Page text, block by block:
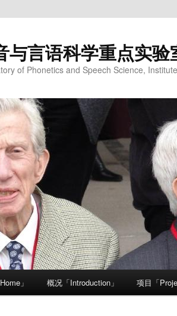
与言语科学重点实验
of Phonetics and Speech Science,
主内容区域
副内容区域
」 概况「Introduction」 项目「